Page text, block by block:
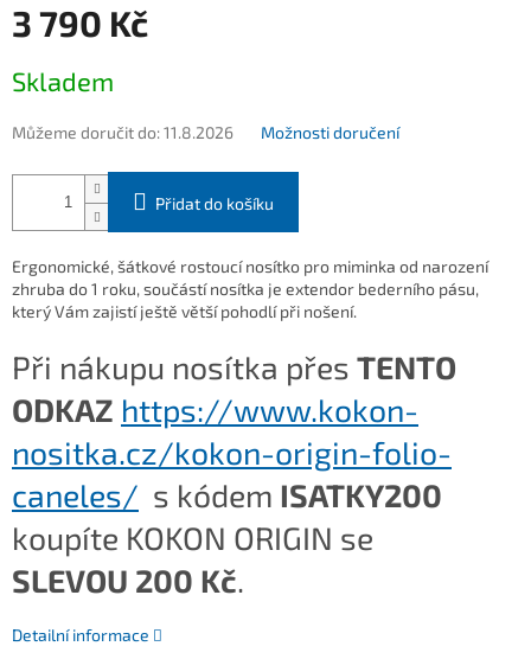
3 790 Kč
cena:
Skladem
Můžeme doručit do:11.8.2026 Možnosti doručení
Přidat do košíku
Ergonomické, šátkové rostoucí nosítko pro miminka od narození
zhruba do 1 roku, součástí nosítka je extendor bederního pásu,
který Vám zajistí ještě větší pohodlí při nošení.
Při nákupu nosítka přes TENTO
ODKAZ https://www.kokon-
nositka.cz/kokon-origin-folio-
caneles/ s kódem ISATKY200
koupíte KOKON ORIGIN se
SLEVOU 200 Kč.
Detailní informace